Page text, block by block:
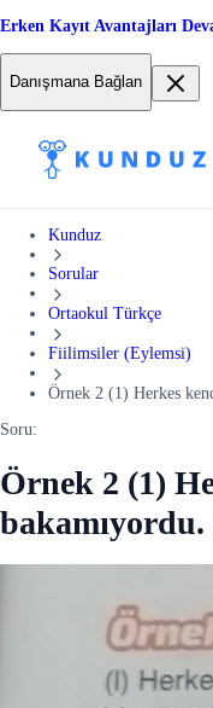
Erken Kayıt Avantajları
Danışmana Bağlan
Kunduz
Sorular
Ortaokul Türkçe
Fiilimsiler (Eylemsi)
Örnek 2 (1) Herkes
Soru:
Örnek 2 (1)